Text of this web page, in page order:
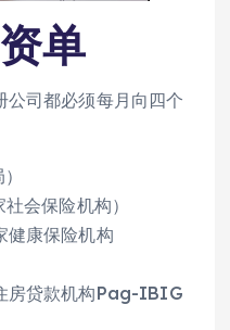
单
公司都必须每月向四个
会保险机构）
健康保险机构
房贷款机构Pag-IBIG